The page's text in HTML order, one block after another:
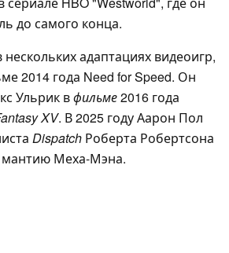
до самого конца.
адаптациях видеоигр,
2014 года Need for Speed. Он
Ульрик вфильме2016 года
XV. В 2025 году Аарон Пол
Dispatch Роберта Робертсона
мантию Меха-Мэна.